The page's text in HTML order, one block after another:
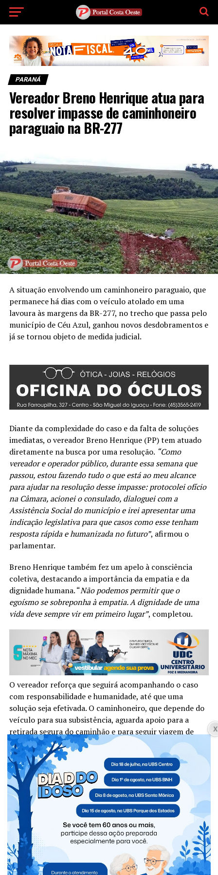
PARANÁ
Vereador Breno Henrique atua para
resolver impasse de caminhoneiro
paraguaio na BR-277
A situação envolvendo um caminhoneiro paraguaio, que
permanece há dias com o veículo atolado em uma
lavoura às margens da BR-277, no trecho que passa pelo
município de Céu Azul, ganhou novos desdobramentos e
já se tornou objeto de medida judicial.
Diante da complexidade do caso e da falta de soluções
imediatas, o vereador Breno Henrique (PP) tem atuado
diretamente na busca por uma resolução. “Como
vereador e operador público, durante essa semana que
passou, estou fazendo tudo o que está ao meu alcance
para ajudar na resolução desse impasse: protocolei ofício
na Câmara, acionei o consulado, dialoguei com a
Assistência Social do município e irei apresentar uma
indicação legislativa para que casos como esse tenham
resposta rápida e humanizada no futuro”, afirmou o
parlamentar.
Breno Henrique também fez um apelo à consciência
coletiva, destacando a importância da empatia e da
dignidade humana. “Não podemos permitir que o
egoísmo se sobreponha à empatia. A dignidade de uma
vida deve sempre vir em primeiro lugar”, completou.
O vereador reforça que seguirá acompanhando o caso
com responsabilidade e humanidade, até que uma
solução seja efetivada. O caminhoneiro, que depende do
veículo para sua subsistência, aguarda apoio para a
retirada segura do caminhão e para seguir viagem de
forma digna.